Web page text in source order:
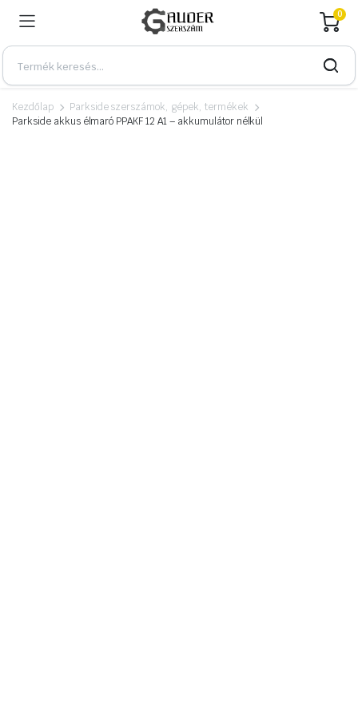
0
Kezdőlap
Parkside szerszámok, gépek, termékek
Parkside akkus élmaró PPAKF 12 A1 – akkumulátor nélkül